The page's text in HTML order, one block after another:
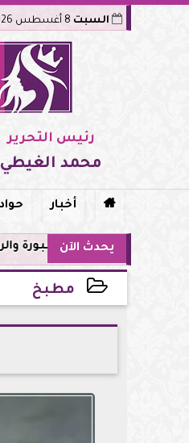
السبت
رئيس التحرير
محمد الغيطي
 أخبار
يحدث الآن تنسيق الجامعات 2026: تعديل الرغبات متاح حتى الأحد 9
مطبخ
2026-07-07 15:18:20